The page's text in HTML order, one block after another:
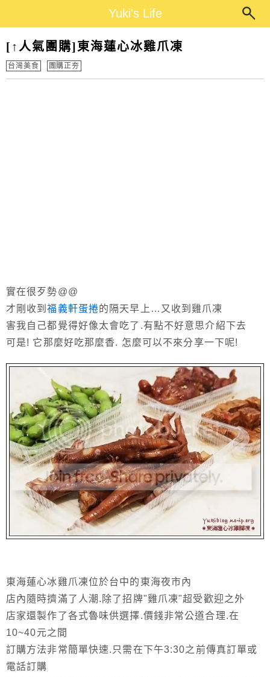
Yuki's Life
[↑人氣團購]東海蓮心冰雞爪凍
台灣美食 團購正夯
實在很歹勢@@
才剛收到福義軒蛋捲的隔天早上…又收到雞爪凍
害我自己都覺得好像太會吃了.有點不好意思介紹下去
可是! 它那麼好吃那麼香. 怎麼可以不來分享一下呢!
東海蓮心冰雞爪凍位於台中的東海夜市內
店內隨時擠滿了人潮.除了招牌"雞爪凍"超受歡迎之外
店家還製作了各式魯味供選擇.價錢非常公道合理.在
10~40元之間
訂購方法非常簡單快速.只需在下午3:30之前傳真訂單或
電話訂購